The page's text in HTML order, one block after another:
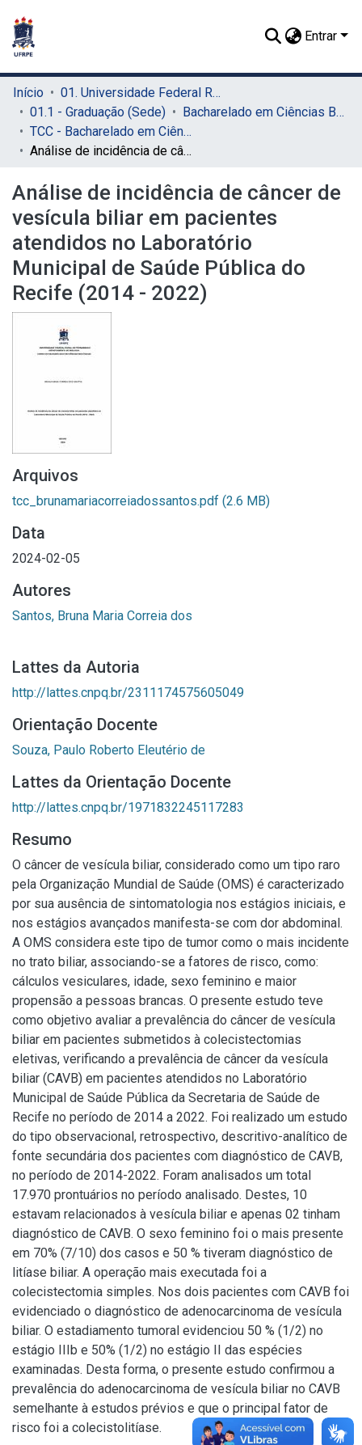
Entrar
Início
01. Universidade Federal Rural de Pernambuco - UFRPE (Sede)
01.1 - Graduação (Sede)
Bacharelado em Ciências Biológicas (Sede)
TCC - Bacharelado em Ciências Biológicas (Sede)
Análise de incidência de câncer de vesícula biliar em pacientes atendidos no Laboratório Municipal de Saúde Pública do Recife (2014 - 2022)
Análise de incidência de câncer de
vesícula biliar em pacientes
atendidos no Laboratório
Municipal de Saúde Pública do
Recife (2014 - 2022)
Arquivos
tcc_brunamariacorreiadossantos.pdf (2.6 MB)
Data
2024-02-05
Autores
Santos, Bruna Maria Correia dos
Lattes da Autoria
http://lattes.cnpq.br/2311174575605049
Orientação Docente
Souza, Paulo Roberto Eleutério de
Lattes da Orientação Docente
http://lattes.cnpq.br/1971832245117283
Resumo
O câncer de vesícula biliar, considerado como um tipo raro
pela Organização Mundial de Saúde (OMS) é caracterizado
por sua ausência de sintomatologia nos estágios iniciais, e
nos estágios avançados manifesta-se com dor abdominal.
A OMS considera este tipo de tumor como o mais incidente
no trato biliar, associando-se a fatores de risco, como:
cálculos vesiculares, idade, sexo feminino e maior
propensão a pessoas brancas. O presente estudo teve
como objetivo avaliar a prevalência do câncer de vesícula
biliar em pacientes submetidos à colecistectomias
eletivas, verificando a prevalência de câncer da vesícula
biliar (CAVB) em pacientes atendidos no Laboratório
Municipal de Saúde Pública da Secretaria de Saúde de
Recife no período de 2014 a 2022. Foi realizado um estudo
do tipo observacional, retrospectivo, descritivo-analítico de
fonte secundária dos pacientes com diagnóstico de CAVB,
no período de 2014-2022. Foram analisados um total
17.970 prontuários no período analisado. Destes, 10
estavam relacionados à vesícula biliar e apenas 02 tinham
diagnóstico de CAVB. O sexo feminino foi o mais presente
em 70% (7/10) dos casos e 50 % tiveram diagnóstico de
litíase biliar. A operação mais executada foi a
colecistectomia simples. Nos dois pacientes com CAVB foi
evidenciado o diagnóstico de adenocarcinoma de vesícula
biliar. O estadiamento tumoral evidenciou 50 % (1/2) no
estágio IIIb e 50% (1/2) no estágio II das espécies
examinadas. Desta forma, o presente estudo confirmou a
prevalência do adenocarcinoma de vesícula biliar no CAVB
semelhante à estudos prévios e que o principal fator de
risco foi a colecistolitíase.